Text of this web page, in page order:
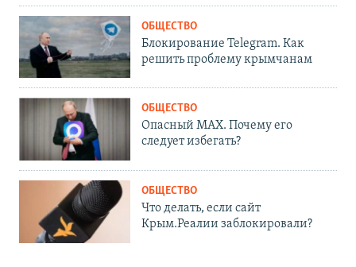
ОБЩЕСТВО
Блокирование Telegram. Как
решить проблему крымчанам
ОБЩЕСТВО
Опасный MAX. Почему его
следует избегать?
ОБЩЕСТВО
Что делать, если сайт
Крым.Реалии заблокировали?